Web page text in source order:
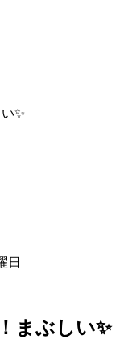
✨
日
まぶしい✨